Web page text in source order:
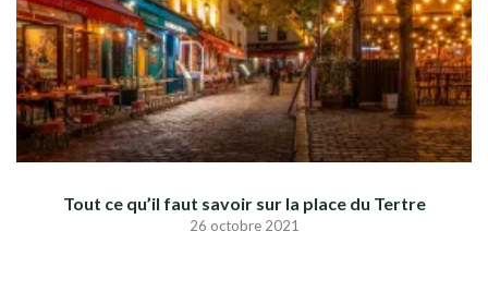
Tout ce qu’il faut savoir sur la place du Tertre
26 octobre 2021